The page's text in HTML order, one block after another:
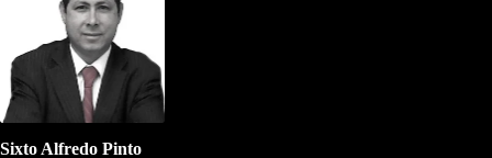
Sixto Alfredo Pinto